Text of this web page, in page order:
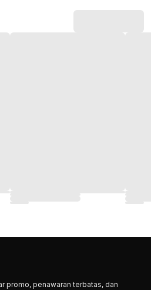
promo, penawaran terbatas, dan